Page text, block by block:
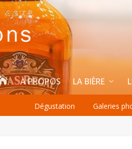
À PROPOS LA BIÈRE
Dégustation Galeries